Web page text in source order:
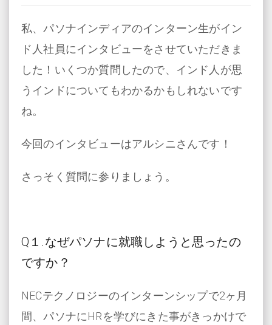
私、パソナインディアのインターン生がイン
ド人社員にインタビューをさせていただきま
した！いくつか質問したので、インド人が思
うインドについてもわかるかもしれないです
ね。
今回のインタビューはアルシニさんです！
さっそく質問に参りましょう。
Q １.なぜパソナに就職しようと思ったの
ですか？
NECテクノロジーのインターンシップで2ヶ月
間、パソナにHRを学びにきた事がきっかけで